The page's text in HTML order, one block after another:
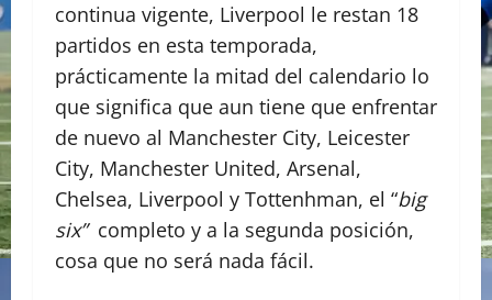
continua vigente, Liverpool le restan 18
partidos en esta temporada,
prácticamente la mitad del calendario lo
que significa que aun tiene que enfrentar
de nuevo al Manchester City, Leicester
City, Manchester United, Arsenal,
Chelsea, Liverpool y Tottenhman, el “big
six” completo y a la segunda posición,
cosa que no será nada fácil.